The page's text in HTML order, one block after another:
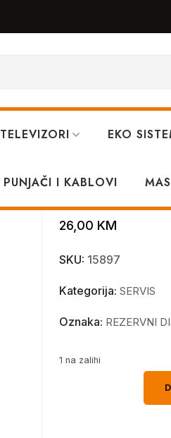
TELEVIZORI EKO
PUNJAČI I KABLOVI
Flet tipki
26,00 KM
SKU: 15897
Kategorija: SERVIS
Oznaka: REZERVNI
1 na zalihi